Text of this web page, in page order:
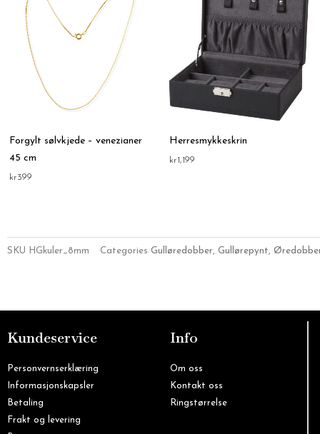
Forgylt sølvkjede – venezianer
45 cm
kr399
Herresmykkeskrin
kr1,199
SKU HGkuler_8mm Categories Gulløredobber, Gullørepynt,
Kundeservice
Personvernserklæring
Informasjonskapsler
Betaling
Frakt og levering
Info
Om oss
Kontakt oss
Ringstørrelse